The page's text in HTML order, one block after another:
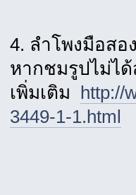
4. ลำโพงมือสอ
หากชมรูปไม่ไ
เพิ่มเติม http://
3449-1-1.html